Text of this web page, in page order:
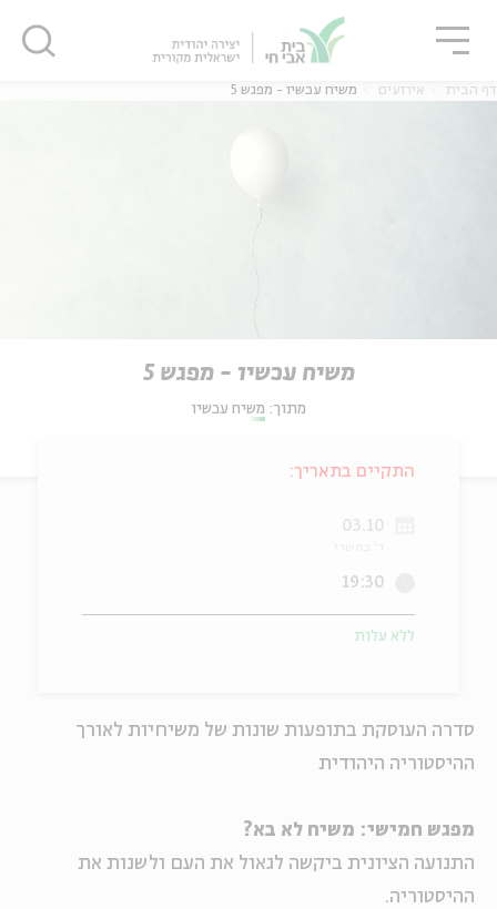
דף הבית אירועים משיח עכשיו - מפגש 5
משיח עכשיו - מפגש 5
מתוך: משיח עכשיו
סדרה העוסקת בתופעות שונות של משיחיות לאורך
ההיסטוריה היהודית
מפגש חמישי: משיח לא בא?
התנועה הציונית ביקשה לגאול את העם ולשנות את
ההיסטוריה.
התקיים בתאריך:
03.10
19:30
ללא עלות
סגור